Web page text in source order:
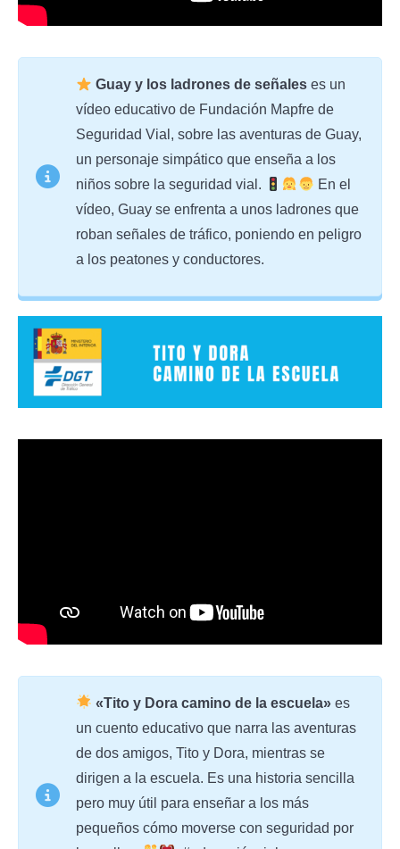
Guay y los ladrones de señales es un
vídeo educativo de Fundación Mapfre de
Seguridad Vial, sobre las aventuras de Guay,
un personaje simpático que enseña a los
niños sobre la seguridad vial.
En el
vídeo, Guay se enfrenta a unos ladrones que
roban señales de tráfico, poniendo en peligro
a los peatones y conductores.
«Tito y Dora camino de la escuela» es
un cuento educativo que narra las aventuras
de dos amigos, Tito y Dora, mientras se
dirigen a la escuela. Es una historia sencilla
pero muy útil para enseñar a los más
pequeños cómo moverse con seguridad por